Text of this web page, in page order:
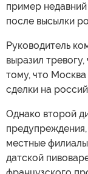
пример
после высылки
Руководитель
выразил
тому, что
сделки на
Однако второй
местные
датской